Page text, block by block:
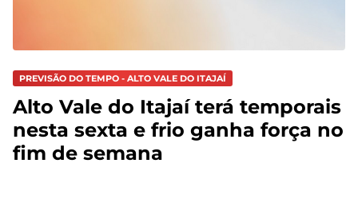
PREVISÃO DO TEMPO - ALTO VALE DO ITAJAÍ
Alto Vale do Itajaí terá temporais
nesta sexta e frio ganha força no
fim de semana